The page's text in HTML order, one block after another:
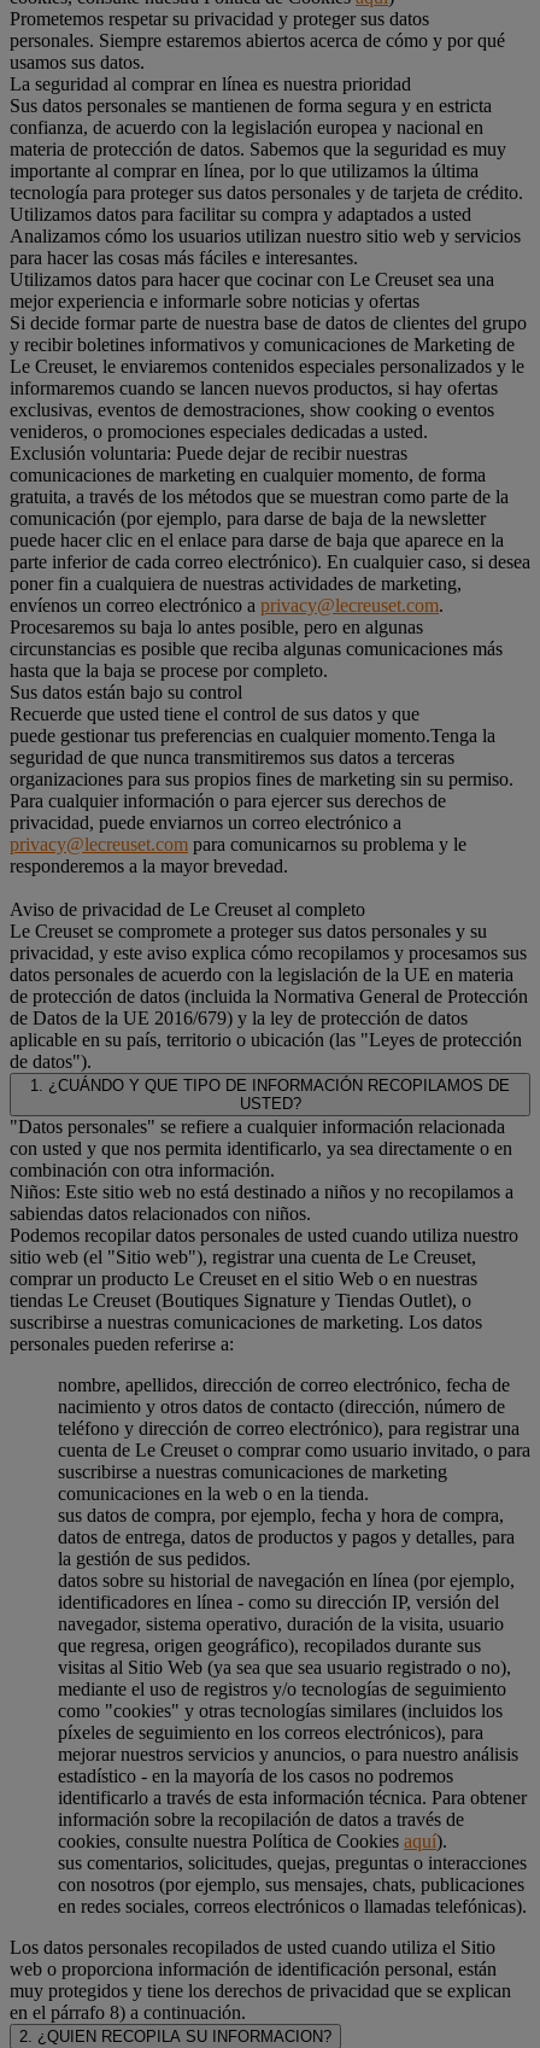
Prometemos respetar su privacidad y proteger sus datos
personales. Siempre estaremos abiertos acerca de cómo y por qué
usamos sus datos.
La seguridad al comprar en línea es nuestra prioridad
Sus datos personales se mantienen de forma segura y en estricta
confianza, de acuerdo con la legislación europea y nacional en
materia de protección de datos. Sabemos que la seguridad es muy
importante al comprar en línea, por lo que utilizamos la última
tecnología para proteger sus datos personales y de tarjeta de crédito.
Utilizamos datos para facilitar su compra y adaptados a usted
Analizamos cómo los usuarios utilizan nuestro sitio web y servicios
para hacer las cosas más fáciles e interesantes.
Utilizamos datos para hacer que cocinar con Le Creuset sea una
mejor experiencia e informarle sobre noticias y ofertas
Si decide formar parte de nuestra base de datos de clientes del grupo
y recibir boletines informativos y comunicaciones de Marketing de
Le Creuset, le enviaremos contenidos especiales personalizados y le
informaremos cuando se lancen nuevos productos, si hay ofertas
exclusivas, eventos de demostraciones, show cooking o eventos
venideros, o promociones especiales dedicadas a usted.
Exclusión voluntaria: Puede dejar de recibir nuestras
comunicaciones de marketing en cualquier momento, de forma
gratuita, a través de los métodos que se muestran como parte de la
comunicación (por ejemplo, para darse de baja de la newsletter
puede hacer clic en el enlace para darse de baja que aparece en la
parte inferior de cada correo electrónico). En cualquier caso, si desea
poner fin a cualquiera de nuestras actividades de marketing,
envíenos un correo electrónico a privacy@lecreuset.com.
Procesaremos su baja lo antes posible, pero en algunas
circunstancias es posible que reciba algunas comunicaciones más
hasta que la baja se procese por completo.
Sus datos están bajo su control
Recuerde que usted tiene el control de sus datos y que
puede gestionar tus preferencias en cualquier momento.Tenga la
seguridad de que nunca transmitiremos sus datos a terceras
organizaciones para sus propios fines de marketing sin su permiso.
Para cualquier información o para ejercer sus derechos de
privacidad, puede enviarnos un correo electrónico a
privacy@lecreuset.com para comunicarnos su problema y le
responderemos a la mayor brevedad.
Aviso de privacidad de Le Creuset al completo
Le Creuset se compromete a proteger sus datos personales y su
privacidad, y este aviso explica cómo recopilamos y procesamos sus
datos personales de acuerdo con la legislación de la UE en materia
de protección de datos (incluida la Normativa General de Protección
de Datos de la UE 2016/679) y la ley de protección de datos
aplicable en su país, territorio o ubicación (las "Leyes de protección
de datos").
1. ¿CUÁNDO Y QUE TIPO DE INFORMACIÓN RECOPILAMOS DE
USTED?
"Datos personales" se refiere a cualquier información relacionada
con usted y que nos permita identificarlo, ya sea directamente o en
combinación con otra información.
Niños: Este sitio web no está destinado a niños y no recopilamos a
sabiendas datos relacionados con niños.
Podemos recopilar datos personales de usted cuando utiliza nuestro
sitio web (el "Sitio web"), registrar una cuenta de Le Creuset,
comprar un producto Le Creuset en el sitio Web o en nuestras
tiendas Le Creuset (Boutiques Signature y Tiendas Outlet), o
suscribirse a nuestras comunicaciones de marketing. Los datos
personales pueden referirse a:
nombre, apellidos, dirección de correo electrónico, fecha de
nacimiento y otros datos de contacto (dirección, número de
teléfono y dirección de correo electrónico), para registrar una
cuenta de Le Creuset o comprar como usuario invitado, o para
suscribirse a nuestras comunicaciones de marketing
comunicaciones en la web o en la tienda.
sus datos de compra, por ejemplo, fecha y hora de compra,
datos de entrega, datos de productos y pagos y detalles, para
la gestión de sus pedidos.
datos sobre su historial de navegación en línea (por ejemplo,
identificadores en línea - como su dirección IP, versión del
navegador, sistema operativo, duración de la visita, usuario
que regresa, origen geográfico), recopilados durante sus
visitas al Sitio Web (ya sea que sea usuario registrado o no),
mediante el uso de registros y/o tecnologías de seguimiento
como "cookies" y otras tecnologías similares (incluidos los
píxeles de seguimiento en los correos electrónicos), para
mejorar nuestros servicios y anuncios, o para nuestro análisis
estadístico - en la mayoría de los casos no podremos
identificarlo a través de esta información técnica. Para obtener
información sobre la recopilación de datos a través de
cookies, consulte nuestra Política de Cookies aquí).
sus comentarios, solicitudes, quejas, preguntas o interacciones
con nosotros (por ejemplo, sus mensajes, chats, publicaciones
en redes sociales, correos electrónicos o llamadas telefónicas).
Los datos personales recopilados de usted cuando utiliza el Sitio
web o proporciona información de identificación personal, están
muy protegidos y tiene los derechos de privacidad que se explican
en el párrafo 8) a continuación.
2. ¿QUIEN RECOPILA SU INFORMACION?